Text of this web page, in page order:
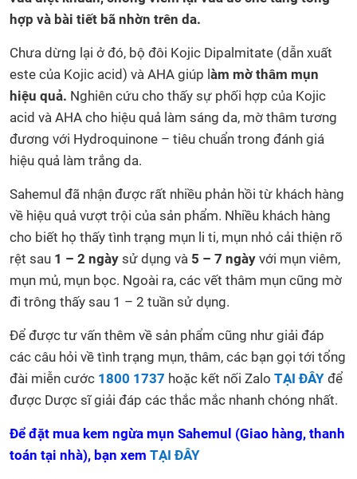
hợp và bài tiết bã nhờn trên da.
Chưa dừng lại ở đó, bộ đôi Kojic Dipalmitate (dẫn xuất
este của Kojic acid) và AHA giúp làm mờ thâm mụn
hiệu quả. Nghiên cứu cho thấy sự phối hợp của Kojic
acid và AHA cho hiệu quả làm sáng da, mờ thâm tương
đương với Hydroquinone – tiêu chuẩn trong đánh giá
hiệu quả làm trắng da.
Sahemul đã nhận được rất nhiều phản hồi từ khách hàng
về hiệu quả vượt trội của sản phẩm. Nhiều khách hàng
cho biết họ thấy tình trạng mụn li ti, mụn nhỏ cải thiện rõ
rệt sau 1 – 2 ngày sử dụng và 5 – 7 ngày với mụn viêm,
mụn mủ, mụn bọc. Ngoài ra, các vết thâm mụn cũng mờ
đi trông thấy sau 1 – 2 tuần sử dụng.
Để được tư vấn thêm về sản phẩm cũng như giải đáp
các câu hỏi về tình trạng mụn, thâm, các bạn gọi tới tổng
đài miễn cước 1800 1737 hoặc kết nối Zalo TẠI ĐÂY để
được Dược sĩ giải đáp các thắc mắc nhanh chóng nhất.
Để đặt mua kem ngừa mụn Sahemul (Giao hàng, thanh
toán tại nhà), bạn xem TẠI ĐÂY